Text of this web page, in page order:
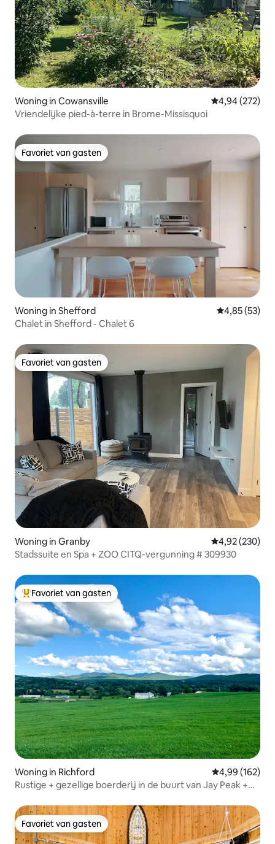
Woning in Cowansville Gemiddelde
4,94 (272)
Vriendelijke pied-à-terre in Brome-Missisquoi
Favoriet van gasten
Favoriet van gasten
Woning in Shefford Gemiddelde
4,85 (53)
Chalet in Shefford - Chalet 6
Favoriet van gasten
Favoriet van gasten
Woning in Granby Gemiddelde
4,92 (230)
Stadssuite en Spa + ZOO CITQ-vergunning # 309930
Topfavoriet van gasten
Favoriet van gasten
Woning in Richford Gemiddelde
4,99 (162)
Rustige + gezellige boerderij in de buurt van Jay Peak +
Favoriet van gasten
Favoriet van gasten